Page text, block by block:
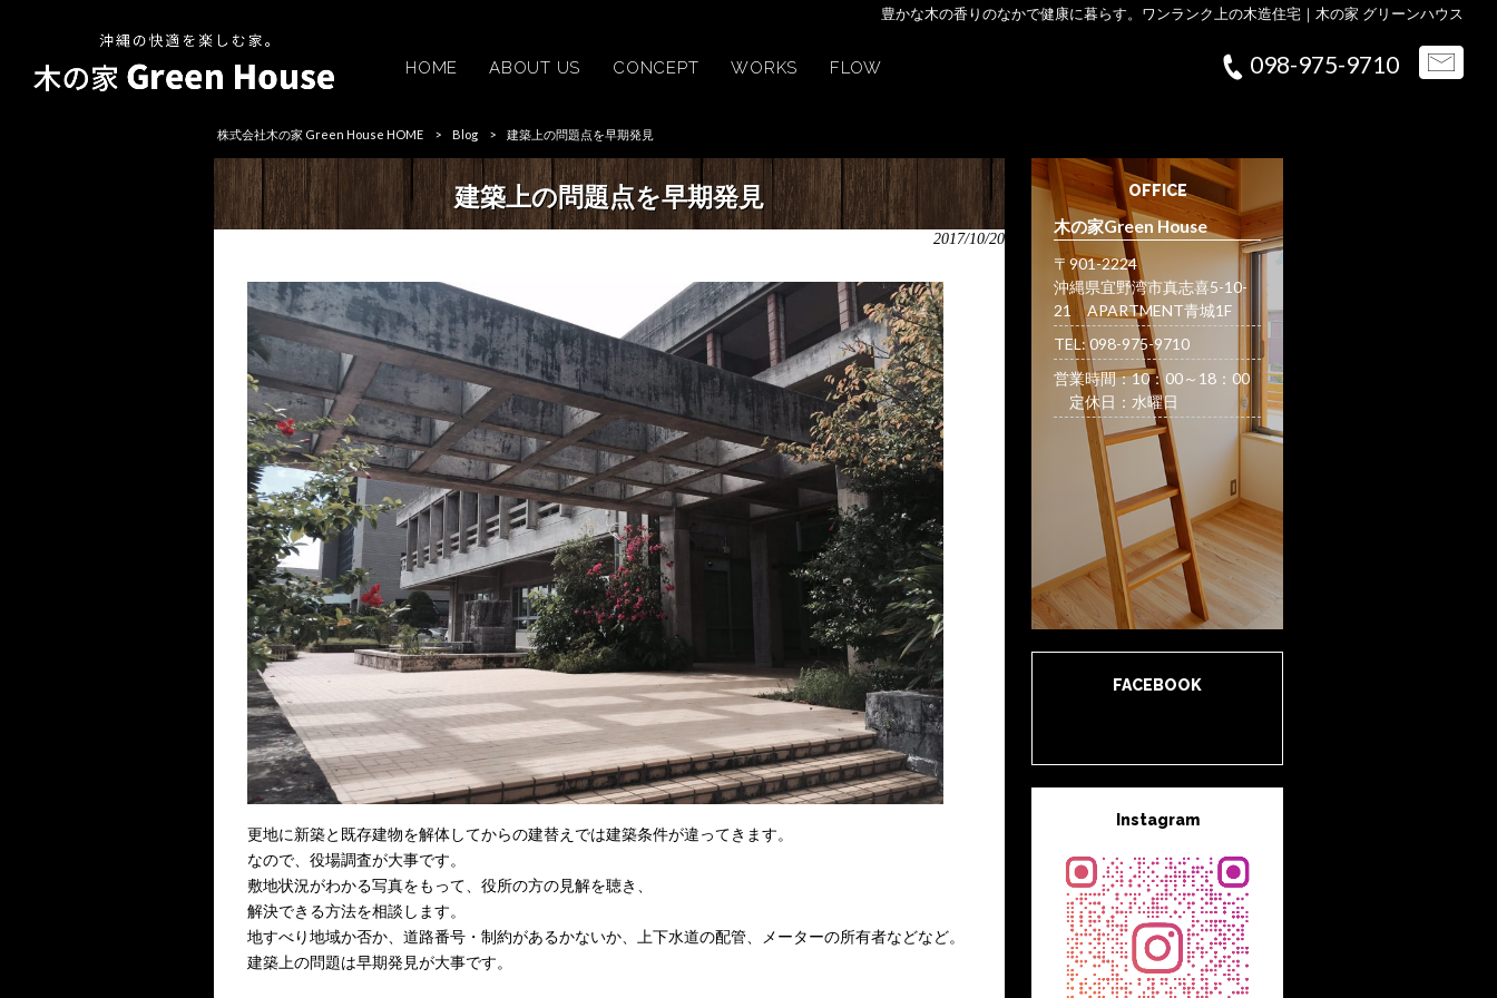
豊かな木の香りのなかで健康に暮らす。ワンランク上の木造住宅｜木の家 グリーンハウス
098-975-9710
HOME ABOUT US CONCEPT WORKS FLOW
株式会社木の家 Green House HOME > Blog > 建築上の問題点を早期発見
建築上の問題点を早期発見
2017/10/20
更地に新築と既存建物を解体してからの建替えでは建築条件が違ってきます。
なので、役場調査が大事です。
敷地状況がわかる写真をもって、役所の方の見解を聴き、
解決できる方法を相談します。
地すべり地域か否か、道路番号・制約があるかないか、上下水道の配管、メーターの所有者などなど。
建築上の問題は早期発見が大事です。
OFFICE
木の家Green House
〒901-2224
沖縄県宜野湾市真志喜5-10-
21 APARTMENT青城1F
TEL: 098-975-9710
営業時間：10：00～18：00
定休日：水曜日
FACEBOOK
Instagram